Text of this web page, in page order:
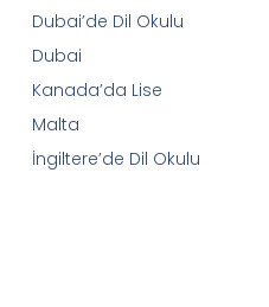
Dubai’de Dil Okulu
Dubai
Kanada’da Lise
Malta
İngiltere’de Dil Okulu